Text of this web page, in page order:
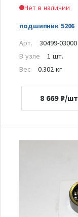
Нет в наличии
подшипник 5206
Арт.
30499-03000
В узле
1 шт.
Вес
0.302 кг
8 669 ₽/шт